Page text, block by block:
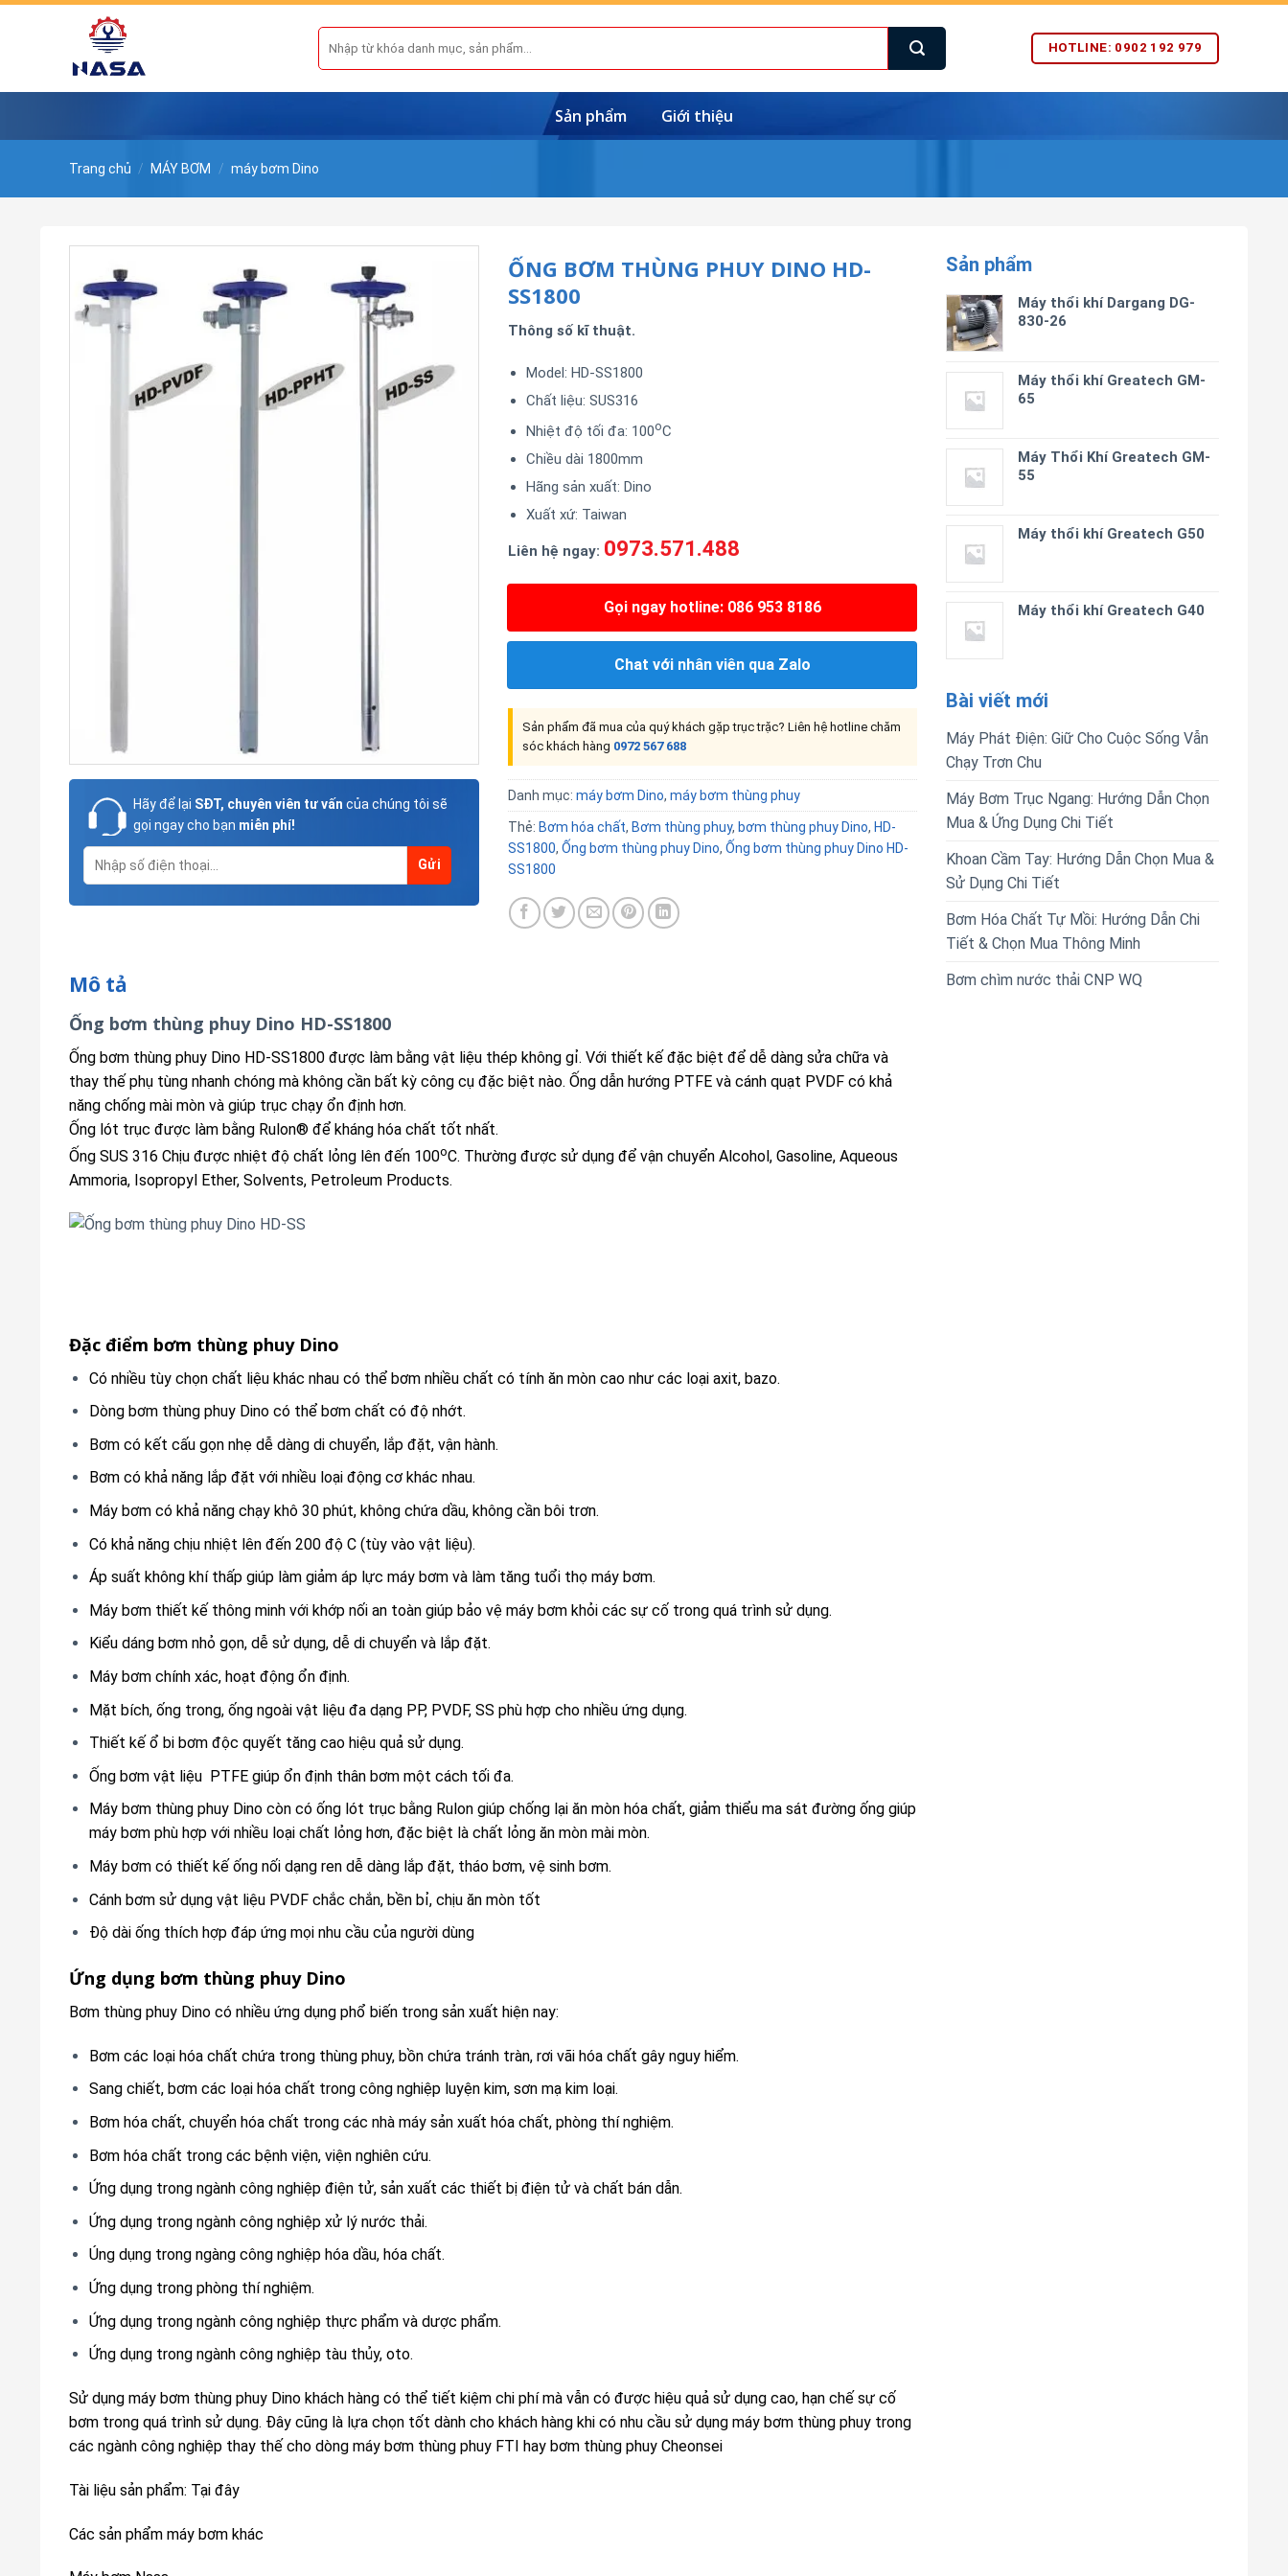
Skip
Tìm
kiếm:
HOTLINE: 0902 192 979
Sản phẩm Giới thiệu
Trang chủ / MÁY BƠM / máy bơm Dino
Sản phẩm
Máy thổi khí Dargang DG-
830-26
Máy thổi khí Greatech GM-
65
Máy Thổi Khí Greatech GM-
55
Máy thổi khí Greatech G50
Máy thổi khí Greatech G40
Bài viết mới
Máy Phát Điện: Giữ Cho Cuộc Sống Vẫn
Chạy Trơn Chu
Máy Bơm Trục Ngang: Hướng Dẫn Chọn
Mua & Ứng Dụng Chi Tiết
Khoan Cầm Tay: Hướng Dẫn Chọn Mua &
Sử Dụng Chi Tiết
Bơm Hóa Chất Tự Mồi: Hướng Dẫn Chi
Tiết & Chọn Mua Thông Minh
Bơm chìm nước thải CNP WQ
Hãy để lại SĐT, chuyên viên tư vấn của chúng tôi sẽ
gọi ngay cho bạn miễn phí!
ỐNG BƠM THÙNG PHUY DINO HD-
SS1800
Thông số kĩ thuật.
Model: HD-SS1800
Chất liệu: SUS316
Nhiệt độ tối đa: 100oC
Chiều dài 1800mm
Hãng sản xuất: Dino
Xuất xứ: Taiwan
Liên hệ ngay: 0973.571.488
Gọi ngay hotline: 086 953 8186
Chat với nhân viên qua Zalo
Sản phẩm đã mua của quý khách gặp trục trặc? Liên hệ hotline chăm
sóc khách hàng 0972 567 688
Danh mục: máy bơm Dino, máy bơm thùng phuy
Thẻ: Bơm hóa chất, Bơm thùng phuy, bơm thùng phuy Dino, HD-
SS1800, Ống bơm thùng phuy Dino, Ống bơm thùng phuy Dino HD-
SS1800
Mô tả
Ống bơm thùng phuy Dino HD-SS1800
Ống bơm thùng phuy Dino HD-SS1800 được làm bằng vật liệu thép không gỉ. Với thiết kế đặc biệt để dễ dàng sửa chữa và
thay thế phụ tùng nhanh chóng mà không cần bất kỳ công cụ đặc biệt nào. Ống dẫn hướng PTFE và cánh quạt PVDF có khả
năng chống mài mòn và giúp trục chạy ổn định hơn.
Ống lót trục được làm bằng Rulon® để kháng hóa chất tốt nhất.
Ống SUS 316 Chịu được nhiệt độ chất lỏng lên đến 100oC. Thường được sử dụng để vận chuyển Alcohol, Gasoline, Aqueous
Ammoria, Isopropyl Ether, Solvents, Petroleum Products.
Đặc điểm bơm thùng phuy Dino
Có nhiều tùy chọn chất liệu khác nhau có thể bơm nhiều chất có tính ăn mòn cao như các loại axit, bazo.
Dòng bơm thùng phuy Dino có thể bơm chất có độ nhớt.
Bơm có kết cấu gọn nhẹ dễ dàng di chuyển, lắp đặt, vận hành.
Bơm có khả năng lắp đặt với nhiều loại động cơ khác nhau.
Máy bơm có khả năng chạy khô 30 phút, không chứa dầu, không cần bôi trơn.
Có khả năng chịu nhiệt lên đến 200 độ C (tùy vào vật liệu).
Áp suất không khí thấp giúp làm giảm áp lực máy bơm và làm tăng tuổi thọ máy bơm.
Máy bơm thiết kế thông minh với khớp nối an toàn giúp bảo vệ máy bơm khỏi các sự cố trong quá trình sử dụng.
Kiểu dáng bơm nhỏ gọn, dễ sử dụng, dễ di chuyển và lắp đặt.
Máy bơm chính xác, hoạt động ổn định.
Mặt bích, ống trong, ống ngoài vật liệu đa dạng PP, PVDF, SS phù hợp cho nhiều ứng dụng.
Thiết kế ổ bi bơm độc quyết tăng cao hiệu quả sử dụng.
Ống bơm vật liệu PTFE giúp ổn định thân bơm một cách tối đa.
Máy bơm thùng phuy Dino còn có ống lót trục bằng Rulon giúp chống lại ăn mòn hóa chất, giảm thiểu ma sát đường ống giúp
máy bơm phù hợp với nhiều loại chất lỏng hơn, đặc biệt là chất lỏng ăn mòn mài mòn.
Máy bơm có thiết kế ống nối dạng ren dễ dàng lắp đặt, tháo bơm, vệ sinh bơm.
Cánh bơm sử dụng vật liệu PVDF chắc chắn, bền bỉ, chịu ăn mòn tốt
Độ dài ống thích hợp đáp ứng mọi nhu cầu của người dùng
Ứng dụng bơm thùng phuy Dino
Bơm thùng phuy Dino có nhiều ứng dụng phổ biến trong sản xuất hiện nay:
Bơm các loại hóa chất chứa trong thùng phuy, bồn chứa tránh tràn, rơi vãi hóa chất gây nguy hiểm.
Sang chiết, bơm các loại hóa chất trong công nghiệp luyện kim, sơn mạ kim loại.
Bơm hóa chất, chuyển hóa chất trong các nhà máy sản xuất hóa chất, phòng thí nghiệm.
Bơm hóa chất trong các bệnh viện, viện nghiên cứu.
Ứng dụng trong ngành công nghiệp điện tử, sản xuất các thiết bị điện tử và chất bán dẫn.
Ứng dụng trong ngành công nghiệp xử lý nước thải.
Úng dụng trong ngàng công nghiệp hóa dầu, hóa chất.
Ứng dụng trong phòng thí nghiệm.
Ứng dụng trong ngành công nghiệp thực phẩm và dược phẩm.
Ứng dụng trong ngành công nghiệp tàu thủy, oto.
Sử dụng máy bơm thùng phuy Dino khách hàng có thể tiết kiệm chi phí mà vẫn có được hiệu quả sử dụng cao, hạn chế sự cố
bơm trong quá trình sử dụng. Đây cũng là lựa chọn tốt dành cho khách hàng khi có nhu cầu sử dụng máy bơm thùng phuy trong
các ngành công nghiệp thay thế cho dòng máy bơm thùng phuy FTI hay bơm thùng phuy Cheonsei
Tài liệu sản phẩm: Tại đây
Các sản phẩm máy bơm khác